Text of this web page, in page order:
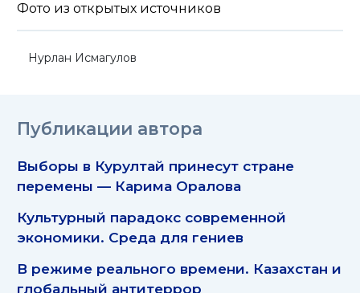
Фото из открытых источников
Нурлан Исмагулов
Публикации автора
Выборы в Курултай принесут стране
перемены — Карима Оралова
Культурный парадокс современной
экономики. Среда для гениев
В режиме реального времени. Казахстан и
глобальный антитеррор